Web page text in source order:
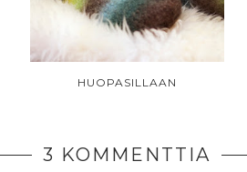
HUOPASILLAAN
3 KOMMENTTIA